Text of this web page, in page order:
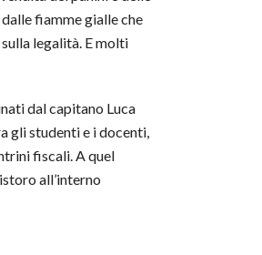
fiamme gialle che
legalità. E molti
dal capitano Luca
gli studenti e i docenti,
fiscali. A quel
all’interno